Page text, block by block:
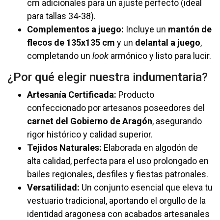
cm adicionales para un ajuste perfecto (ideal
para tallas 34-38).
Complementos a juego: Incluye un mantón de
flecos de 135x135 cm y un delantal a juego,
completando un look armónico y listo para lucir.
¿Por qué elegir nuestra indumentaria?
Artesanía Certificada: Producto
confeccionado por artesanos poseedores del
carnet del Gobierno de Aragón, asegurando
rigor histórico y calidad superior.
Tejidos Naturales: Elaborada en algodón de
alta calidad, perfecta para el uso prolongado en
bailes regionales, desfiles y fiestas patronales.
Versatilidad: Un conjunto esencial que eleva tu
vestuario tradicional, aportando el orgullo de la
identidad aragonesa con acabados artesanales